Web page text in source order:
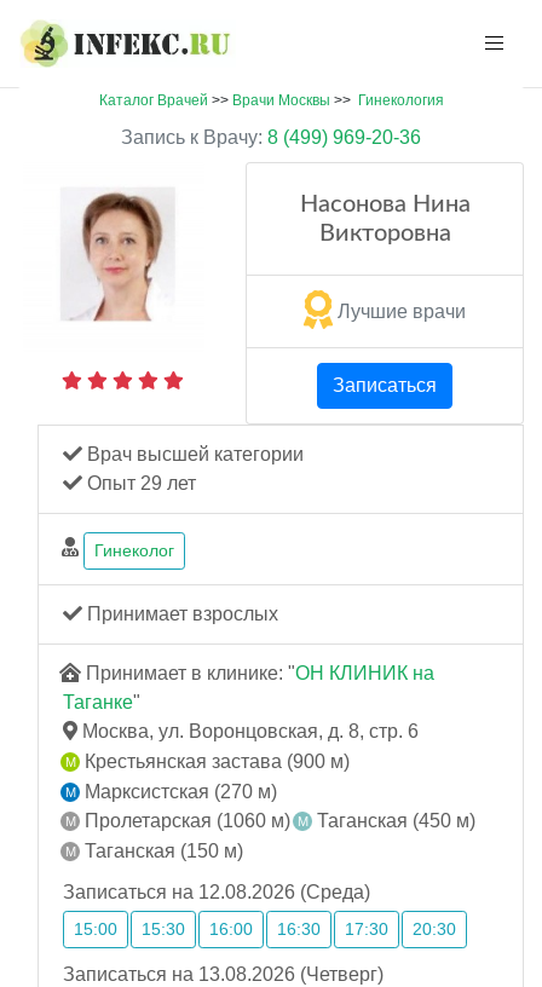
Каталог Врачей >> Врачи Москвы >> Гинекология
Запись к Врачу: 8 (499) 969-20-36
Насонова Нина
Викторовна
Лучшие врачи
Записаться
Врач высшей категории
Опыт 29 лет
Гинеколог
Принимает взрослых
Принимает в клинике: "ОН КЛИНИК на
Таганке"
Москва, ул. Воронцовская, д. 8, стр. 6
Крестьянская застава (900 м)
Марксистская (270 м)
Пролетарская (1060 м)
Таганская (450 м)
Таганская (150 м)
Записаться на 12.08.2026 (Среда)
15:00 15:30 16:00 16:30 17:30 20:30
Записаться на 13.08.2026 (Четверг)